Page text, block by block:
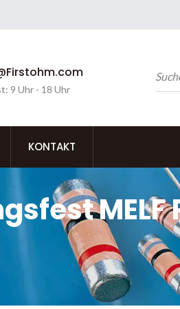
9 Uhr - 18 Uhr
KONTAKT
MELF